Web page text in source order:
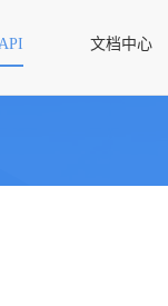
文档中心